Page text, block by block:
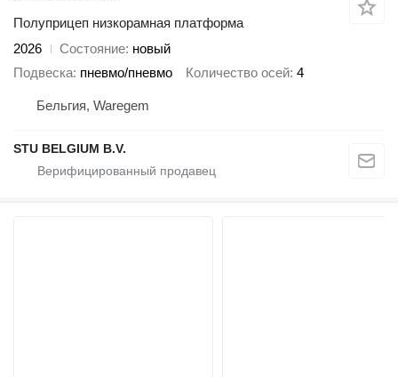
Полуприцеп низкорамная платформа
2026
Состояние новый
Подвеска пневмо/пневмо Количество осей 4
Бельгия, Waregem
STU BELGIUM B.V.